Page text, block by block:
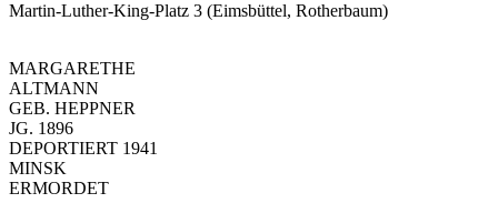
Martin-Luther-King-Platz 3 (Eimsbüttel, Rotherbaum)
MARGARETHE
ALTMANN
GEB. HEPPNER
JG. 1896
DEPORTIERT 1941
MINSK
ERMORDET